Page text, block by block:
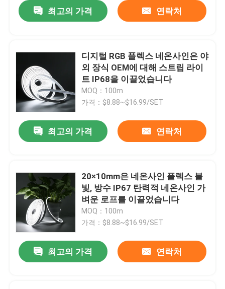
최고의 가격 연락처
디지털 RGB 플렉스 네온사인은 야
외 장식 OEM에 대해 스트립 라이
트 IP68을 이끌었습니다
MOQ：100m
가격：$8.88~$16.99/SET
최고의 가격 연락처
20×10mm은 네온사인 플렉스 불
빛, 방수 IP67 탄력적 네온사인 가
벼운 로프를 이끌었습니다
MOQ：100m
가격：$8.88~$16.99/SET
최고의 가격 연락처